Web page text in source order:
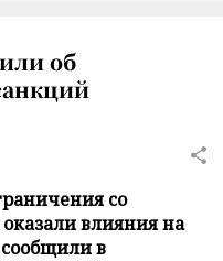
об
со
влияния на
сообщили в